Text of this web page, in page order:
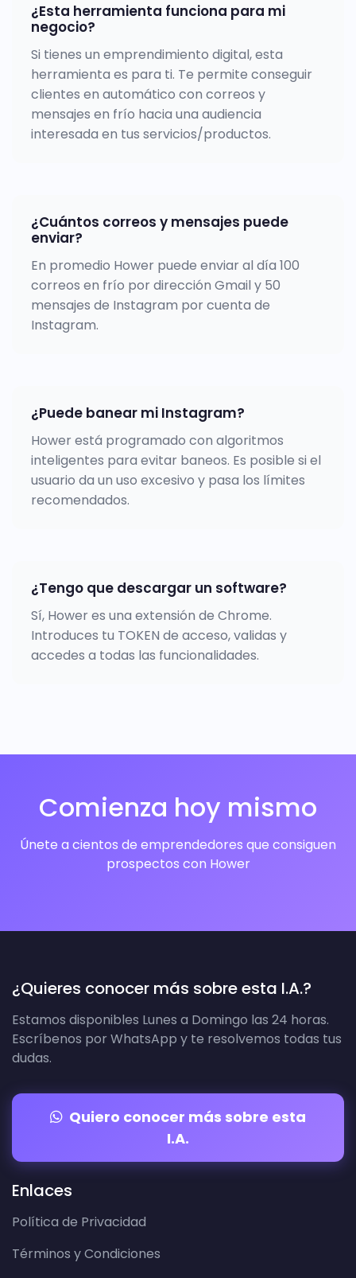
¿Esta herramienta funciona para mi
negocio?
Si tienes un emprendimiento digital, esta
herramienta es para ti. Te permite conseguir
clientes en automático con correos y
mensajes en frío hacia una audiencia
interesada en tus servicios/productos.
¿Cuántos correos y mensajes puede
enviar?
En promedio Hower puede enviar al día 100
correos en frío por dirección Gmail y 50
mensajes de Instagram por cuenta de
Instagram.
¿Puede banear mi Instagram?
Hower está programado con algoritmos
inteligentes para evitar baneos. Es posible si el
usuario da un uso excesivo y pasa los límites
recomendados.
¿Tengo que descargar un software?
Sí, Hower es una extensión de Chrome.
Introduces tu TOKEN de acceso, validas y
accedes a todas las funcionalidades.
Comienza hoy mismo
Únete a cientos de emprendedores que consiguen
prospectos con Hower
¿Quieres conocer más sobre esta I.A.?
Estamos disponibles Lunes a Domingo las 24 horas.
Escríbenos por WhatsApp y te resolvemos todas tus
dudas.
Quiero conocer más sobre esta
I.A.
Enlaces
Política de Privacidad
Términos y Condiciones